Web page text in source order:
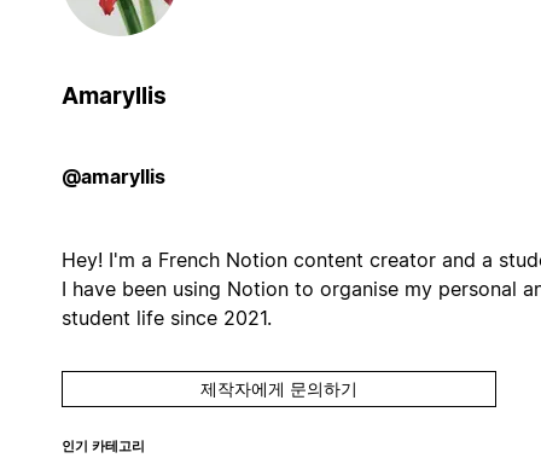
Amaryllis
@amaryllis
Hey! I'm a French Notion content creator and a
I have been using Notion to organise my personal
student life since 2021.
제작자에게 문의하기
인기 카테고리